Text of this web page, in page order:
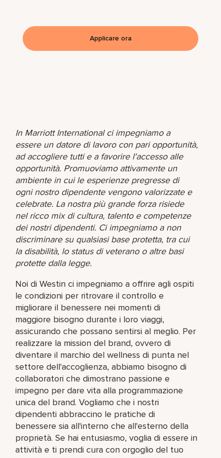
In Marriott International ci impegniamo a
essere un datore di lavoro con pari opportunità,
ad accogliere tutti e a favorire l'accesso alle
opportunità. Promuoviamo attivamente un
ambiente in cui le esperienze pregresse di
ogni nostro dipendente vengono valorizzate e
celebrate. La nostra più grande forza risiede
nel ricco mix di cultura, talento e competenze
dei nostri dipendenti. Ci impegniamo a non
discriminare su qualsiasi base protetta, tra cui
la disabilità, lo status di veterano o altre basi
protette dalla legge.
Noi di Westin ci impegniamo a offrire agli ospiti
le condizioni per ritrovare il controllo e
migliorare il benessere nei momenti di
maggiore bisogno durante i loro viaggi,
assicurando che possano sentirsi al meglio. Per
realizzare la mission del brand, ovvero di
diventare il marchio del wellness di punta nel
settore dell'accoglienza, abbiamo bisogno di
collaboratori che dimostrano passione e
impegno per dare vita alla programmazione
unica del brand. Vogliamo che i nostri
dipendenti abbraccino le pratiche di
benessere sia all'interno che all'esterno della
proprietà. Se hai entusiasmo, voglia di essere in
attività e ti prendi cura con orgoglio del tuo
Applicare ora